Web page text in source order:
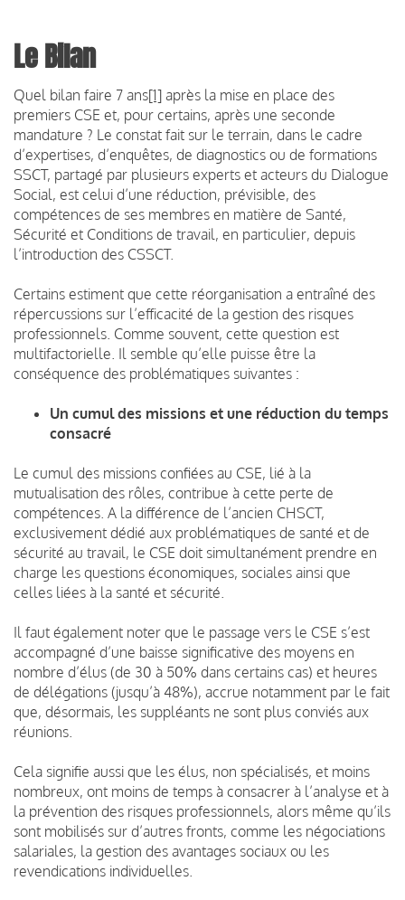
Le Bilan
Quel bilan faire 7 ans[1] après la mise en place des
premiers CSE et, pour certains, après une seconde
mandature ? Le constat fait sur le terrain, dans le cadre
d’expertises, d’enquêtes, de diagnostics ou de formations
SSCT, partagé par plusieurs experts et acteurs du Dialogue
Social, est celui d’une réduction, prévisible, des
compétences de ses membres en matière de Santé,
Sécurité et Conditions de travail, en particulier, depuis
l’introduction des CSSCT.
Certains estiment que cette réorganisation a entraîné des
répercussions sur l’efficacité de la gestion des risques
professionnels. Comme souvent, cette question est
multifactorielle. Il semble qu’elle puisse être la
conséquence des problématiques suivantes :
Un cumul des missions et une réduction du temps
consacré
Le cumul des missions confiées au CSE, lié à la
mutualisation des rôles, contribue à cette perte de
compétences. A la différence de l’ancien CHSCT,
exclusivement dédié aux problématiques de santé et de
sécurité au travail, le CSE doit simultanément prendre en
charge les questions économiques, sociales ainsi que
celles liées à la santé et sécurité.
Il faut également noter que le passage vers le CSE s’est
accompagné d’une baisse significative des moyens en
nombre d’élus (de 30 à 50% dans certains cas) et heures
de délégations (jusqu’à 48%), accrue notamment par le fait
que, désormais, les suppléants ne sont plus conviés aux
réunions.
Cela signifie aussi que les élus, non spécialisés, et moins
nombreux, ont moins de temps à consacrer à l’analyse et à
la prévention des risques professionnels, alors même qu’ils
sont mobilisés sur d’autres fronts, comme les négociations
salariales, la gestion des avantages sociaux​ ou les
revendications individuelles.